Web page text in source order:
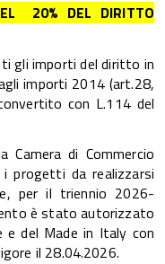
20% DEL DIRITTO
gli importi del diritto in
importi 2014 (art.28,
con L.114 del
di Commercio
progetti da realizzarsi
per il triennio 2026-
è stato autorizzato
e del Made in Italy con
il 28.04.2026.